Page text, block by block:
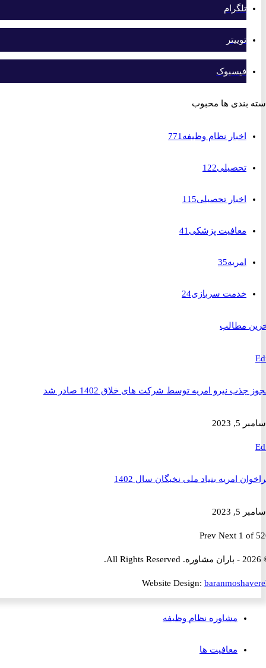
تلگرام
توییتر
فیسبوک
ها محبوب
اخبار نظام وظیفه771
تحصیلی122
اخبار تحصیلی115
معافیت پزشکی41
امریه 35
خدمت سربازی 24
مطالب
نیرو امریه توسط شرکت های خلاق 1402 صادر شد
امریه بنیاد ملی نخبگان سال 1402
PrevNext 1
Website Design:
مشاوره نظام وظیفه
معافیت ها